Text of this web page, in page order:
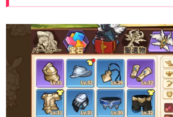
動
プ